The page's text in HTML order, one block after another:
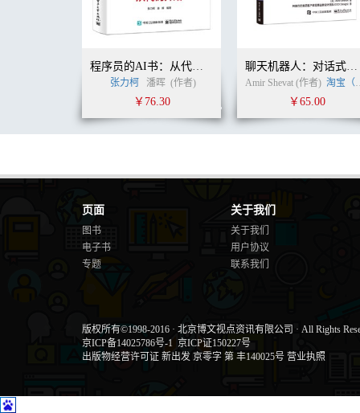
4.1.6 回顾
VIII ∣ 机器学习之路——Caffe、Keras、scikit-learn 实战
4.2.1 评测方式
4.2.2 评测对象
4.2.3 深度学习框架评测
4.2.4 小结
4.3 深度学习框架快速上手
4.3.3 Keras 完成逻辑分类
4.4 Caffe 实现逻辑分类模型
4.4.1 Caffe 训练MNIST 概览
4.4.2 Caffe 简介
4.4.3 准备数据集
4.4.4 准备模型
4.4.8 回顾
第5 章 深层学习模型
5.1.2 实验二：探索脑皮层的功能区域
张力柯 潘晖 (作者)
￥76.30
Amir Shevat (作者) 淘宝（中国）软件有限公司
￥65.00
页面
图书
电子书
专题
关于我们
关于我们
用户协议
联系我们
版权所有©1998-2016 · 北京博文视点资讯有限公司 · All Rights
京ICP备14025786号-1 京ICP证150227号
出版物经营许可证 新出发 京零字 第 丰140025号 营业执照